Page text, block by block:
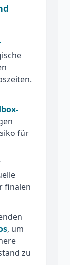
für
finalen
, um
zu